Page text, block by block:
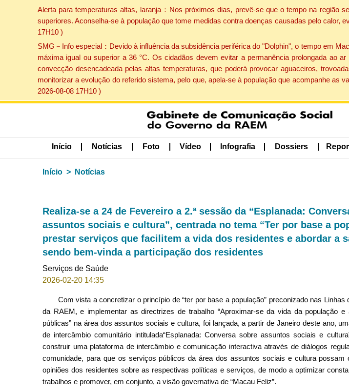
Alerta para temperaturas altas, laranja：Nos próximos dias, prevê-se que o tempo na região
superiores. Aconselha-se à população que tome medidas contra doenças causadas pelo calor,
17H10 )
SMG－Info especial：Devido à influência da subsidência periférica do "Dolphin", o tempo em
máxima igual ou superior a 36 °C. Os cidadãos devem evitar a permanência prolongada ao
convecção desencadeada pelas altas temperaturas, que poderá provocar aguaceiros,
monitorizar a evolução do referido sistema, pelo que, apela-se à população que acompanhe as
2026-08-08 17H10 )
Início Notícias Foto Vídeo Infografia Dossiers
Início Notícias
Realiza-se a 24 de Fevereiro a 2.ª sessão da “Esplanada:
assuntos sociais e cultura”, centrada no tema “Ter por base a
prestar serviços que facilitem a vida dos residentes e abordar a
sendo bem-vinda a participação dos residentes
Serviços de Saúde
2026-02-20 14:35
Com vista a concretizar o princípio de “ter por base a população” preconizado nas Linhas
da RAEM, e implementar as directrizes de trabalho “Aproximar-se da vida da população e
públicas” na área dos assuntos sociais e cultura, foi lançada, a partir de Janeiro deste ano,
de intercâmbio comunitário intitulada“Esplanada: Conversa sobre assuntos sociais e
construir uma plataforma de intercâmbio e comunicação interactiva através de diálogos
comunidade, para que os serviços públicos da área dos assuntos sociais e cultura possam
opiniões dos residentes sobre as respectivas políticas e serviços, de modo a optimizar
trabalhos e promover, em conjunto, a visão governativa de “Macau Feliz”.